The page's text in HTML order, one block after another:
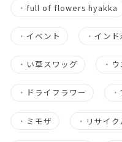
・ full of flowers hyakka
・ イベント ・ イン
・ い草スワッグ ・
・ ドライフラワー ・
・ ミモザ ・ リサイ